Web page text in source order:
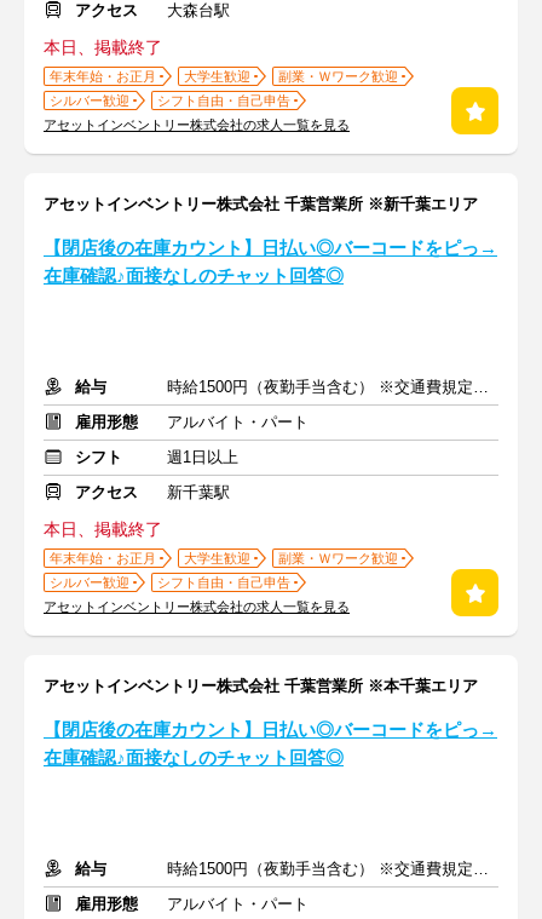
アクセス
大森台駅
本日、掲載終了
年末年始・お正月 大学生歓迎
副業・Ｗワーク歓迎
シルバー歓迎
シフト自由・自己申告
アセットインベントリー株式会社の求人一覧を見る
アセットインベントリー株式会社 千葉営業所 ※新千葉エリア
【閉店後の在庫カウント】日払い◎バーコードをピっ→
在庫確認♪面接なしのチャット回答◎
給与
時給1500円（夜勤手当含む） ※交通費規定内支給
雇用形態
アルバイト・パート
シフト
週1日以上
アクセス
新千葉駅
本日、掲載終了
年末年始・お正月 大学生歓迎
副業・Ｗワーク歓迎
シルバー歓迎
シフト自由・自己申告
アセットインベントリー株式会社の求人一覧を見る
アセットインベントリー株式会社 千葉営業所 ※本千葉エリア
【閉店後の在庫カウント】日払い◎バーコードをピっ→
在庫確認♪面接なしのチャット回答◎
給与
時給1500円（夜勤手当含む） ※交通費規定内支給
雇用形態
アルバイト・パート